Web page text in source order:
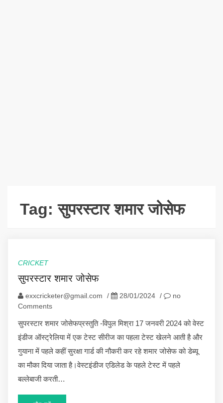
Tag:सुपरस्टार शमार जोसेफ
CRICKET
सुपरस्टार शमार जोसेफ
exxcricketer@gmail.com / 28/01/2024 /
no
Comments
सुपरस्टार शमार जोसेफप्रस्तुति -विपुल मिश्रा 17 जनवरी 2024 को वेस्ट
इंडीज ऑस्ट्रेलिया में एक टेस्ट सीरीज का पहला टेस्ट खेलने आती है और
गुयाना में पहले कहीं सुरक्षा गार्ड की नौकरी कर रहे शमार जोसेफ को डेब्यू
का मौका दिया जाता है।वेस्टइंडीज एडिलेड के पहले टेस्ट में पहले
बल्लेबाजी करती…